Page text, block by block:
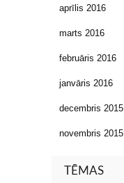
aprīlis 2016
marts 2016
februāris 2016
janvāris 2016
decembris 2015
novembris 2015
TĒMAS